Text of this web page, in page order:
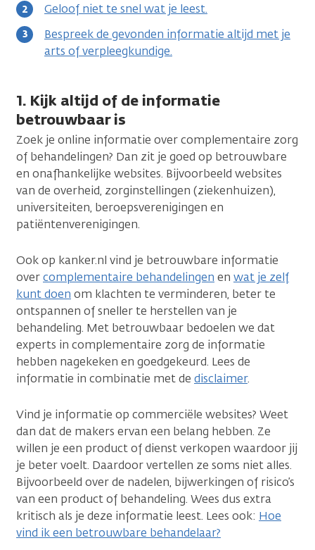
Geloof niet te snel wat je leest.
Bespreek de gevonden informatie altijd met je
arts of verpleegkundige.
1. Kijk altijd of de informatie
betrouwbaar is
Zoek je online informatie over complementaire zorg
of behandelingen? Dan zit je goed op betrouwbare
en onafhankelijke websites. Bijvoorbeeld websites
van de overheid, zorginstellingen (ziekenhuizen),
universiteiten, beroepsverenigingen en
patiëntenverenigingen.
Ook op kanker.nl vind je betrouwbare informatie
overcomplementaire behandelingen en wat je zelf
kunt doen om klachten te verminderen, beter te
ontspannen of sneller te herstellen van je
behandeling. Met betrouwbaar bedoelen we dat
experts in complementaire zorg de informatie
hebben nagekeken en goedgekeurd. Lees de
informatie in combinatie met de disclaimer.
Vind je informatie op commerciële websites? Weet
dan dat de makers ervan een belang hebben. Ze
willen je een product of dienst verkopen waardoor jij
je beter voelt. Daardoor vertellen ze soms niet alles.
Bijvoorbeeld over de nadelen, bijwerkingen of risico’s
van een product of behandeling. Wees dus extra
kritisch als je deze informatie leest. Lees ook: Hoe
vind ik een betrouwbare behandelaar?